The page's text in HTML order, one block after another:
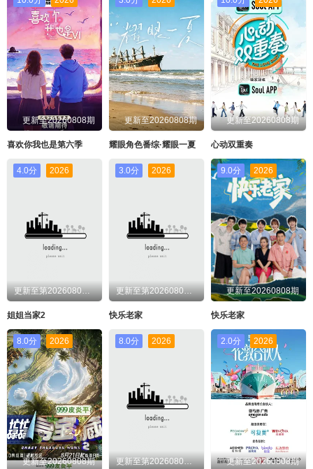
更新至20260808期
喜欢你我也是第六季
更新至20260808期
耀眼角色番综·耀眼一夏
更新至20260808期
心动双重奏
4.0分 2026
更新至第20260808期
姐姐当家2
3.0分 2026
更新至第20260808期
快乐老家
9.0分 2026
更新至20260808期
快乐老家
8.0分 2026
更新至20260808期
8.0分 2026
更新至第20260807期
2.0分 2026
更新至20260808期